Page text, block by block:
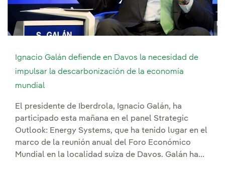
Ignacio Galán defiende en Davos la necesidad de
impulsar la descarbonización de la economía
mundial
El presidente de Iberdrola, Ignacio Galán, ha
participado esta mañana en el panel Strategic
Outlook: Energy Systems, que ha tenido lugar en el
marco de la reunión anual del Foro Económico
Mundial en la localidad suiza de Davos. Galán ha...